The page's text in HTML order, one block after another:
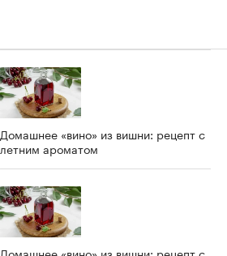
Домашнее «вино» из вишни: рецепт с
летним ароматом